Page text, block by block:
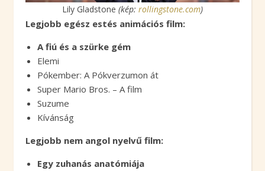
Lily Gladstone (kép: rollingstone.com)
Legjobb egész estés animációs film:
A fiú és a szürke gém
Elemi
Pókember: A Pókverzumon át
Super Mario Bros. – A film
Suzume
Kívánság
Legjobb nem angol nyelvű film:
Egy zuhanás anatómiája